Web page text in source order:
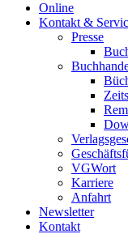
Online
Kontakt &
Presse
VGWort
Karriere
Anfahrt
Newsletter
Kontakt